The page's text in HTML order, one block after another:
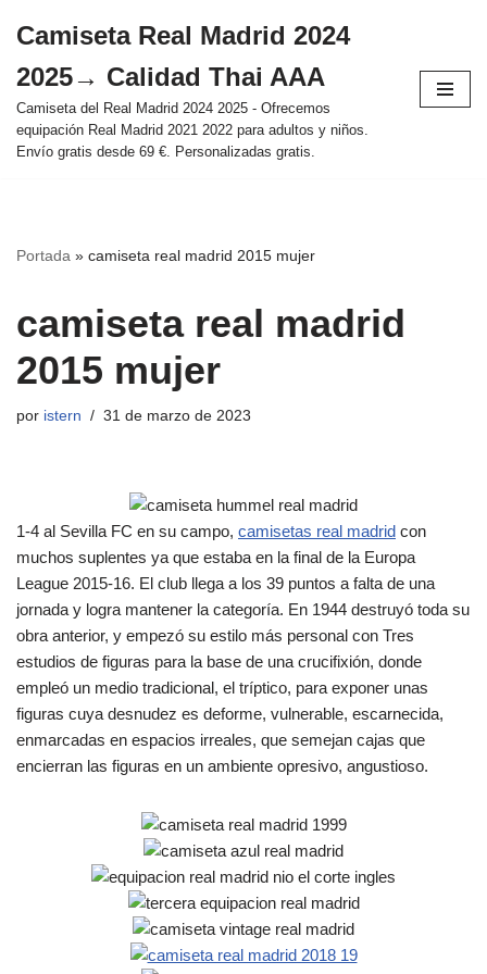
al
contenido
Camiseta Real Madrid 2024
2025→ Calidad Thai AAA
Camiseta del Real Madrid 2024 2025 - Ofrecemos
equipación Real Madrid 2021 2022 para adultos y niños.
Envío gratis desde 69 €. Personalizadas gratis.
Portada » camiseta real madrid 2015 mujer
camiseta real madrid
2015 mujer
por istern 31 de marzo de 2023
1-4 al Sevilla FC en su campo, camisetas real madrid con
muchos suplentes ya que estaba en la final de la Europa
League 2015-16. El club llega a los 39 puntos a falta de una
jornada y logra mantener la categoría. En 1944 destruyó toda su
obra anterior, y empezó su estilo más personal con Tres
estudios de figuras para la base de una crucifixión, donde
empleó un medio tradicional, el tríptico, para exponer unas
figuras cuya desnudez es deforme, vulnerable, escarnecida,
enmarcadas en espacios irreales, que semejan cajas que
encierran las figuras en un ambiente opresivo, angustioso.